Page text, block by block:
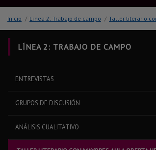
Inicio / Línea 2: Trabajo de campo / Taller literario
LÍNEA 2: TRABAJO DE CAMPO
ENTREVISTAS
GRUPOS DE DISCUSIÓN
ANÁLISIS CUALITATIVO